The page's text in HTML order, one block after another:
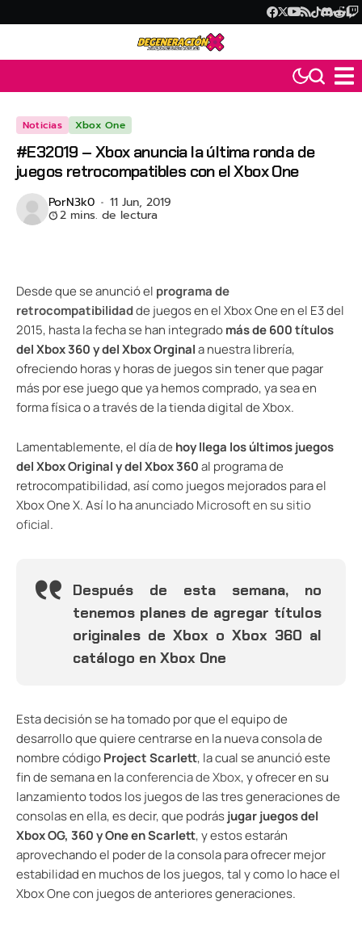
Noticias Xbox One
#E32019 – Xbox anuncia la última ronda de
juegos retrocompatibles con el Xbox One
PorN3k0 11 Jun, 2019
2 mins. de lectura
Desde que se anunció el programa de
retrocompatibilidadde juegos en el Xbox One en el E3 del
2015, hasta la fecha se han integradomás de 600 títulos
del Xbox 360 y del Xbox Orginala nuestra librería,
ofreciendo horas y horas de juegos sin tener que pagar
más por ese juego que ya hemos comprado, ya sea en
forma física o a través de la tienda digital de Xbox.
Lamentablemente, el día de hoy llega los últimos juegos
del Xbox Original y del Xbox 360al programa de
retrocompatibilidad, así como juegos mejorados para el
Xbox One X. Así lo haanunciado Microsoft en su sitio
oficial.
Después de esta semana, no
tenemos planes de agregar títulos
originales de Xbox o Xbox 360 al
catálogo en Xbox One
Esta decisión se ha tomado por que el equipo de
desarrollo que quiere centrarse en la nueva consola de
nombre códigoProject Scarlett, la cual se anunció este
fin de semana en laconferencia de Xbox, y ofrecer en su
lanzamiento todos los juegos de las tres generaciones de
consolas en ella, es decir, que podrásjugar juegos del
Xbox OG, 360 y One en Scarlett, y estos estarán
aprovechando el poder de la consola para ofrecer mejor
estabilidad en muchos de los juegos, tal y como lo hace el
Xbox One con juegos de anteriores generaciones.